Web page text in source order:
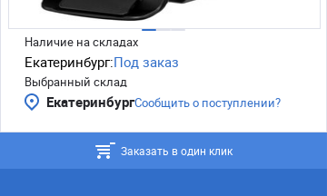
Наличие на складах
Екатеринбург:Под заказ
Выбранный склад
ЕкатеринбургСообщить о поступлении?
Заказать в один клик